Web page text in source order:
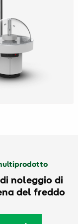
noleggio di
del freddo